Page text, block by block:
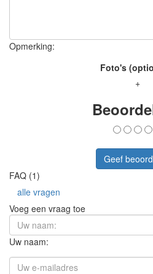
Opmerking:
Foto's
+
Geef
FAQ (1)
alle vragen
Voeg een vraag toe
Uw naam: